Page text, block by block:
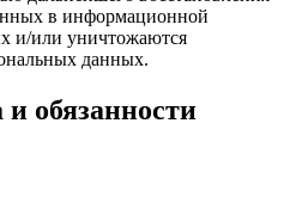
в информационной
и/или уничтожаются
данных.
обязанности